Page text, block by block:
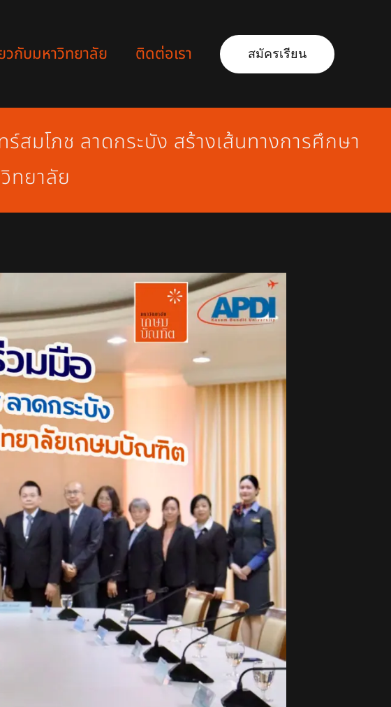
วกับมหาวิทยาลัย ติดต่อเรา สมัครเรียน
มโภช ลาดกระบัง สร้างเส้นทางการศึกษา
ทยาลัย